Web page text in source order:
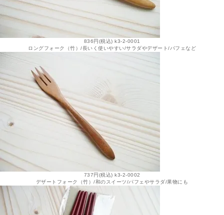
836円(税込) k3-2-0001
ロングフォーク（竹）/長いく使いやすい/サラダやデザート/パフェなど
737円(税込) k3-2-0002
デザートフォーク（竹）/和のスイーツ/パフェやサラダ/果物にも